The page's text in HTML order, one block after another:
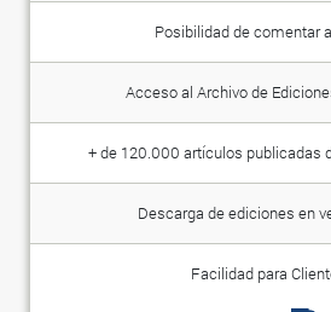
Posibilidad de comentar
Acceso al Archivo de
+ de 120.000 artículos publicadas
Descarga de ediciones en
Facilidad para